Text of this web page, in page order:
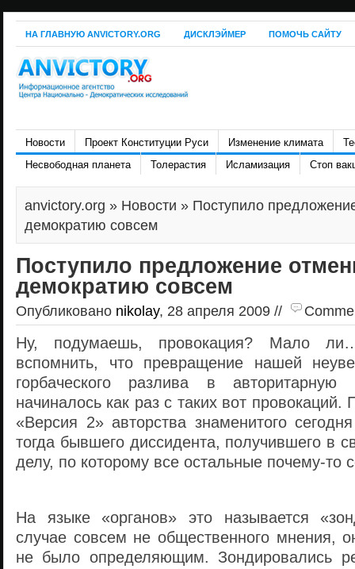
НА ГЛАВНУЮ ANVICTORY.ORG ДИСКЛЭЙМЕР ПОМОЧЬ САЙТУ
Новости Проект Конституции Руси Изменение климата
Несвободная планета
Толерастия Исламизация Стоп
anvictory.org » Новости » Поступило
демократию совсем
Поступило предложение
демократию совсем
Опубликовано nikolay, 28 апреля 2009 //
Ну, подумаешь, провокация? Мало
вспомнить, что превращение нашей
горбаческого разлива в авторитарную
начиналось как раз с таких вот
«Версия 2» авторства знаменитого
тогда бывшего диссидента, получившего в
делу, по которому все остальные почему-то
На языке «органов» это называется
случае совсем не общественного мнения,
не было определяющим. Зондировались